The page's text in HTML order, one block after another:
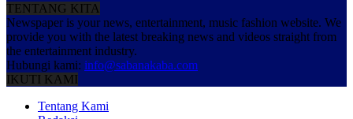
TENTANG KITA
Newspaper is your news, entertainment, music fashion website. We
provide you with the latest breaking news and videos straight from
the entertainment industry.
Hubungi kami: info@sabanakaba.com
IKUTI KAMI
Tentang Kami